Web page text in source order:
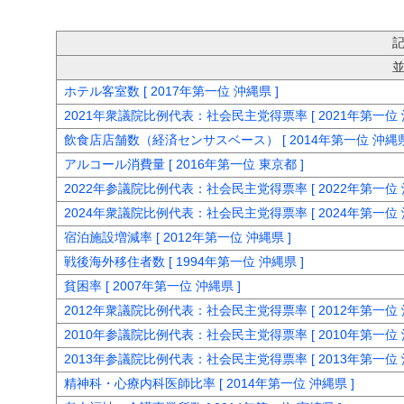
ホテル客室数 [ 2017年第一位 沖縄県 ]
2021年衆議院比例代表：社会民主党得票率 [ 2021年第一位
飲食店店舗数（経済センサスベース） [ 2014年第一位 沖縄
アルコール消費量 [ 2016年第一位 東京都 ]
2022年参議院比例代表：社会民主党得票率 [ 2022年第一位
2024年衆議院比例代表：社会民主党得票率 [ 2024年第一位
宿泊施設増減率 [ 2012年第一位 沖縄県 ]
戦後海外移住者数 [ 1994年第一位 沖縄県 ]
貧困率 [ 2007年第一位 沖縄県 ]
2012年衆議院比例代表：社会民主党得票率 [ 2012年第一位
2010年参議院比例代表：社会民主党得票率 [ 2010年第一位
2013年参議院比例代表：社会民主党得票率 [ 2013年第一位
精神科・心療内科医師比率 [ 2014年第一位 沖縄県 ]